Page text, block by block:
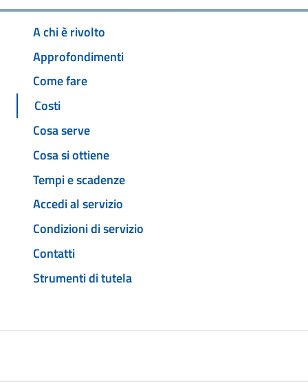
A chi è rivolto
Approfondimenti
Come fare
Costi
Cosa serve
Cosa si ottiene
Tempi e scadenze
Accedi al servizio
Condizioni di servizio
Contatti
Strumenti di tutela